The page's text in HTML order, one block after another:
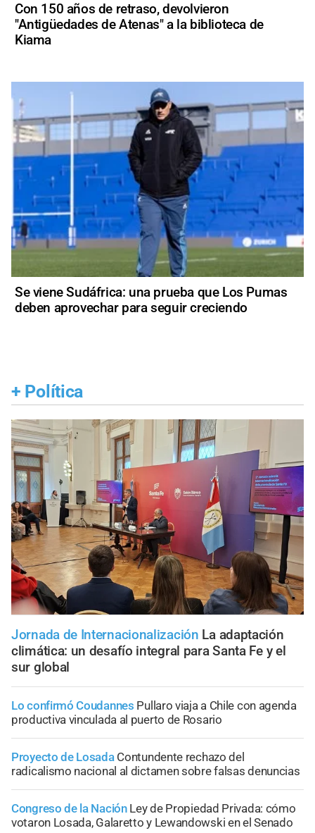
Con 150 años de retraso, devolvieron
"Antigüedades de Atenas" a la biblioteca de
Kiama
Se viene Sudáfrica: una prueba que Los Pumas
deben aprovechar para seguir creciendo
+ Política
Jornada de Internacionalización La adaptación
climática: un desafío integral para Santa Fe y el
sur global
Lo confirmó Coudannes Pullaro viaja a Chile con agenda
productiva vinculada al puerto de Rosario
Proyecto de Losada Contundente rechazo del
radicalismo nacional al dictamen sobre falsas denuncias
Congreso de la Nación Ley de Propiedad Privada: cómo
votaron Losada, Galaretto y Lewandowski en el Senado